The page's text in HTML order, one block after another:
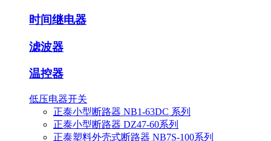
时间继电器
滤波器
温控器
低压电器开关
正泰小型断路器 NB1-63DC 系列
正泰小型断路器 DZ47-60系列
正泰塑料外壳式断路器 NB7S-100系列